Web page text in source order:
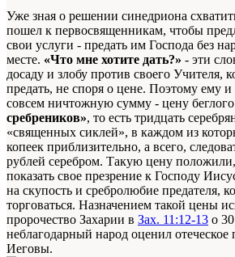
Уже зная о решении синедриона
пошел к первосвященникам, чтобы
свои услуги - предать им Господа без
месте. «Что мне хотите дать?» - эти
досаду и злобу против своего Учителя,
предать, не споря о цене. Поэтому ему
совсем ничтожную сумму - цену беглого
сребреников», то есть тридцать
«священных сиклей», в каждом из
копеек приблизительно, а всего,
рублей серебром. Такую цену
показать свое презрение к Господу
на скупость и сребролюбие предателя,
торговаться. Назначением такой цены
пророчество Захарии в Зах. 11:12-13 о
неблагодарный народ оценил
Иеговы.